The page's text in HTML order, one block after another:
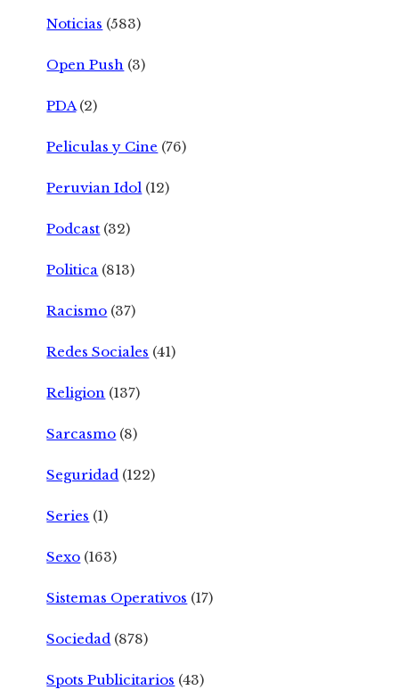
Noticias (583)
Open Push (3)
PDA(2)
Peliculas y Cine (76)
Peruvian Idol (12)
Podcast (32)
Politica (813)
Racismo (37)
Redes Sociales (41)
Religion (137)
Sarcasmo (8)
Seguridad (122)
Series (1)
Sexo (163)
Sistemas Operativos (17)
Sociedad (878)
Spots Publicitarios (43)